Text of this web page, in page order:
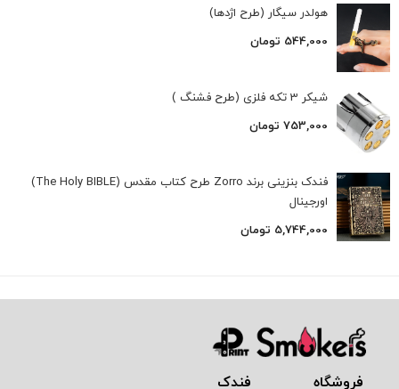
هولدر سیگار (طرح اژدها)
544,000 تومان
شیکر 3 تکه فلزی (طرح فشنگ )
753,000 تومان
فندک بنزینی برند Zorro طرح کتاب مقدس (The Holy BIBLE)
اورجینال
5,744,000 تومان
فروشگاه فندک